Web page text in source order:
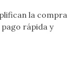
la compra
rápida y